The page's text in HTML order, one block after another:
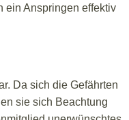
ein Anspringen effektiv
Da sich die Gefährten
sie sich Beachtung